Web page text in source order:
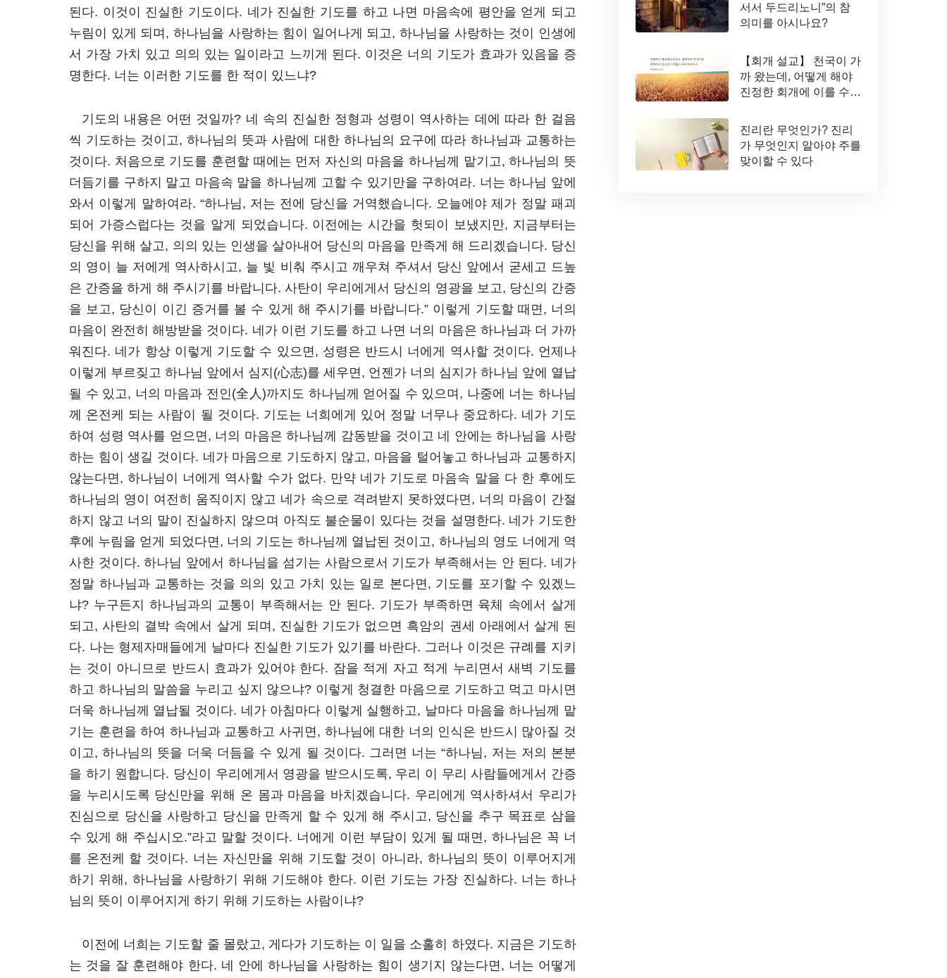
된다. 이것이 진실한 기도이다. 네가 진실한 기도를 하고 나면 마음속에 평안을 얻게 되고
누림이 있게 되며, 하나님을 사랑하는 힘이 일어나게 되고, 하나님을 사랑하는 것이 인생에
서 가장 가치 있고 의의 있는 일이라고 느끼게 된다. 이것은 너의 기도가 효과가 있음을 증
명한다. 너는 이러한 기도를 한 적이 있느냐?
기도의 내용은 어떤 것일까? 네 속의 진실한 정형과 성령이 역사하는 데에 따라 한 걸음
씩 기도하는 것이고, 하나님의 뜻과 사람에 대한 하나님의 요구에 따라 하나님과 교통하는
것이다. 처음으로 기도를 훈련할 때에는 먼저 자신의 마음을 하나님께 맡기고, 하나님의 뜻
더듬기를 구하지 말고 마음속 말을 하나님께 고할 수 있기만을 구하여라. 너는 하나님 앞에
와서 이렇게 말하여라. “하나님, 저는 전에 당신을 거역했습니다. 오늘에야 제가 정말 패괴
되어 가증스럽다는 것을 알게 되었습니다. 이전에는 시간을 헛되이 보냈지만, 지금부터는
당신을 위해 살고, 의의 있는 인생을 살아내어 당신의 마음을 만족게 해 드리겠습니다. 당신
의 영이 늘 저에게 역사하시고, 늘 빛 비춰 주시고 깨우쳐 주셔서 당신 앞에서 굳세고 드높
은 간증을 하게 해 주시기를 바랍니다. 사탄이 우리에게서 당신의 영광을 보고, 당신의 간증
을 보고, 당신이 이긴 증거를 볼 수 있게 해 주시기를 바랍니다.” 이렇게 기도할 때면, 너의
마음이 완전히 해방받을 것이다. 네가 이런 기도를 하고 나면 너의 마음은 하나님과 더 가까
워진다. 네가 항상 이렇게 기도할 수 있으면, 성령은 반드시 너에게 역사할 것이다. 언제나
이렇게 부르짖고 하나님 앞에서 심지(心志)를 세우면, 언젠가 너의 심지가 하나님 앞에 열납
될 수 있고, 너의 마음과 전인(全人)까지도 하나님께 얻어질 수 있으며, 나중에 너는 하나님
께 온전케 되는 사람이 될 것이다. 기도는 너희에게 있어 정말 너무나 중요하다. 네가 기도
하여 성령 역사를 얻으면, 너의 마음은 하나님께 감동받을 것이고 네 안에는 하나님을 사랑
하는 힘이 생길 것이다. 네가 마음으로 기도하지 않고, 마음을 털어놓고 하나님과 교통하지
않는다면, 하나님이 너에게 역사할 수가 없다. 만약 네가 기도로 마음속 말을 다 한 후에도
하나님의 영이 여전히 움직이지 않고 네가 속으로 격려받지 못하였다면, 너의 마음이 간절
하지 않고 너의 말이 진실하지 않으며 아직도 불순물이 있다는 것을 설명한다. 네가 기도한
후에 누림을 얻게 되었다면, 너의 기도는 하나님께 열납된 것이고, 하나님의 영도 너에게 역
사한 것이다. 하나님 앞에서 하나님을 섬기는 사람으로서 기도가 부족해서는 안 된다. 네가
정말 하나님과 교통하는 것을 의의 있고 가치 있는 일로 본다면, 기도를 포기할 수 있겠느
냐? 누구든지 하나님과의 교통이 부족해서는 안 된다. 기도가 부족하면 육체 속에서 살게
되고, 사탄의 결박 속에서 살게 되며, 진실한 기도가 없으면 흑암의 권세 아래에서 살게 된
다. 나는 형제자매들에게 날마다 진실한 기도가 있기를 바란다. 그러나 이것은 규례를 지키
는 것이 아니므로 반드시 효과가 있어야 한다. 잠을 적게 자고 적게 누리면서 새벽 기도를
하고 하나님의 말씀을 누리고 싶지 않으냐? 이렇게 청결한 마음으로 기도하고 먹고 마시면
더욱 하나님께 열납될 것이다. 네가 아침마다 이렇게 실행하고, 날마다 마음을 하나님께 맡
기는 훈련을 하여 하나님과 교통하고 사귀면, 하나님에 대한 너의 인식은 반드시 많아질 것
이고, 하나님의 뜻을 더욱 더듬을 수 있게 될 것이다. 그러면 너는 “하나님, 저는 저의 본분
을 하기 원합니다. 당신이 우리에게서 영광을 받으시도록, 우리 이 무리 사람들에게서 간증
을 누리시도록 당신만을 위해 온 몸과 마음을 바치겠습니다. 우리에게 역사하셔서 우리가
진심으로 당신을 사랑하고 당신을 만족게 할 수 있게 해 주시고, 당신을 추구 목표로 삼을
수 있게 해 주십시오.”라고 말할 것이다. 너에게 이런 부담이 있게 될 때면, 하나님은 꼭 너
를 온전케 할 것이다. 너는 자신만을 위해 기도할 것이 아니라, 하나님의 뜻이 이루어지게
하기 위해, 하나님을 사랑하기 위해 기도해야 한다. 이런 기도는 가장 진실하다. 너는 하나
님의 뜻이 이루어지게 하기 위해 기도하는 사람이냐?
이전에 너희는 기도할 줄 몰랐고, 게다가 기도하는 이 일을 소홀히 하였다. 지금은 기도하
는 것을 잘 훈련해야 한다. 네 안에 하나님을 사랑하는 힘이 생기지 않는다면, 너는 어떻게
서서 두드리노니”의 참
의미를 아시나요?
【회개 설교】 천국이 가
까 왔는데, 어떻게 해야
진정한 회개에 이를 수
진리란 무엇인가? 진리
가 무엇인지 알아야 주를
맞이할 수 있다